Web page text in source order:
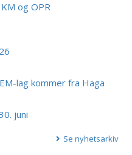
og OPR
lag kommer fra Haga
juni
Se nyhetsarkiv